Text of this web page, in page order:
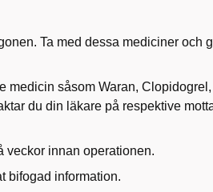
Ta med dessa mediciner och
medicin såsom Waran,
du din läkare på respektive
veckor innan operationen.
bifogad information.